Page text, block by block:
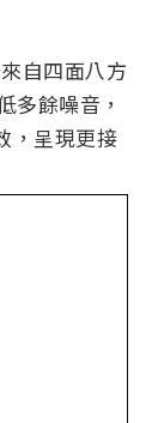
自四面八方
多餘噪音，
，呈現更接